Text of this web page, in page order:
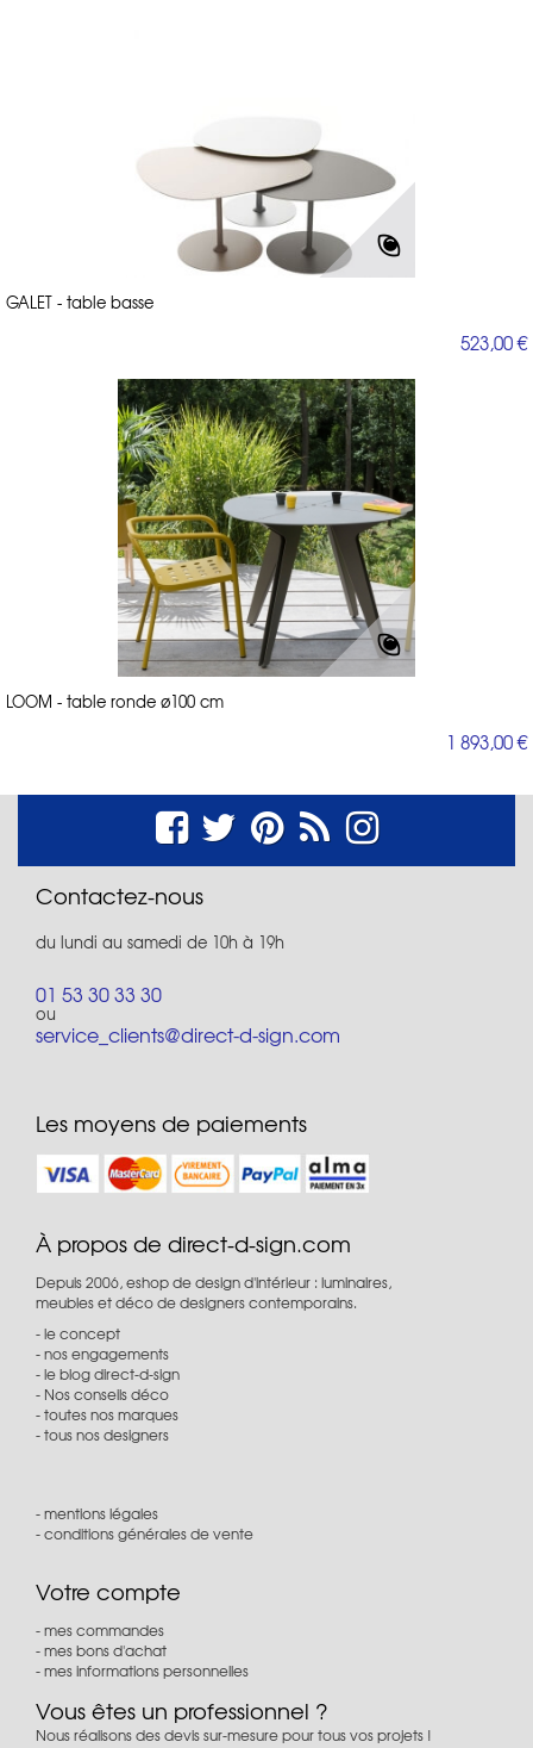
GALET - table basse
523,00 €
LOOM - table ronde ø100 cm
1 893,00 €
Contactez-nous
du lundi au samedi de 10h à 19h
01 53 30 33 30
ou
service_clients@direct-d-sign.com
Les moyens de paiements
À propos de direct-d-sign.com
Depuis 2006, eshop de design d'intérieur : luminaires,
meubles et déco de designers contemporains.
le concept
nos engagements
le blog direct-d-sign
Nos conseils déco
toutes nos marques
tous nos designers
mentions légales
conditions générales de vente
Votre compte
mes commandes
mes bons d'achat
mes informations personnelles
Vous êtes un professionnel ?
Nous réalisons des devis sur-mesure pour tous vos projets !